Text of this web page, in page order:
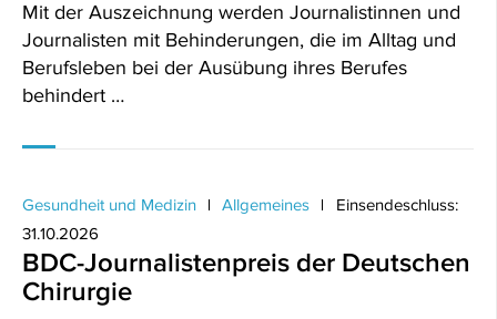
Mit der Auszeichnung werden Journalistinnen und
Journalisten mit Behinderungen, die im Alltag und
Berufsleben bei der Ausübung ihres Berufes
behindert …
Gesundheit und Medizin Allgemeines
Einsendeschluss:
31.10.2026
BDC-Journalistenpreis der Deutschen
Chirurgie